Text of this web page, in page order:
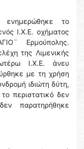
ενημερώθηκε το
Ι.Χ.Ε. οχήματος
Ερμούπολης.
της Λιμενικής
Ι.Χ.Ε. άνευ
με τη χρήση
ιδιώτη δύτη,
περιστατικό δεν
παρατηρήθηκε